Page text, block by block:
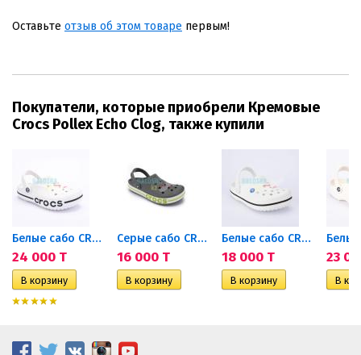
Оставьте отзыв об этом товаре первым!
Покупатели, которые приобрели Кремовые
Crocs Pollex Echo Clog, также купили
Белые сабо CROCS Bayaband Clog
24 000 T
Серые сабо CROCS Bayaband Clog
16 000 T
Белые сабо CROCS Crocband™
18 000 T 23